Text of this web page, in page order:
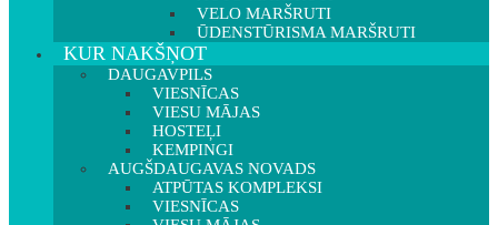
VELO MARŠRUTI
ŪDENSTŪRISMA MARŠRUTI
KUR NAKŠŅOT
DAUGAVPILS
VIESNĪCAS
VIESU MĀJAS
HOSTEĻI
KEMPINGI
AUGŠDAUGAVAS NOVADS
ATPŪTAS KOMPLEKSI
VIESNĪCAS